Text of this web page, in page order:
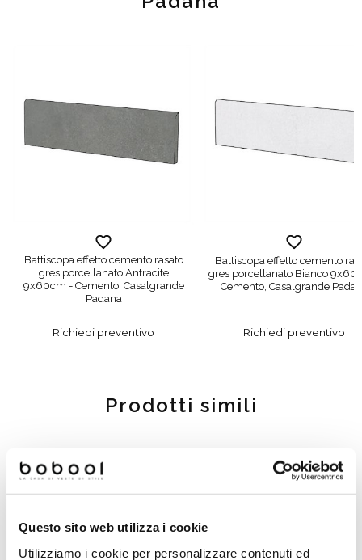
Questo sito web utilizza i cookie
Utilizziamo i cookie per personalizzare contenuti ed
Battiscopa effetto cemento rasato
gres porcellanato Antracite
9x60cm - Cemento, Casalgrande
Padana
Richiedi preventivo
Battiscopa effetto cemento
gres porcellanato Bianco
Cemento, Casalgrande
Richiedi preventivo
Prodotti simili
-52%